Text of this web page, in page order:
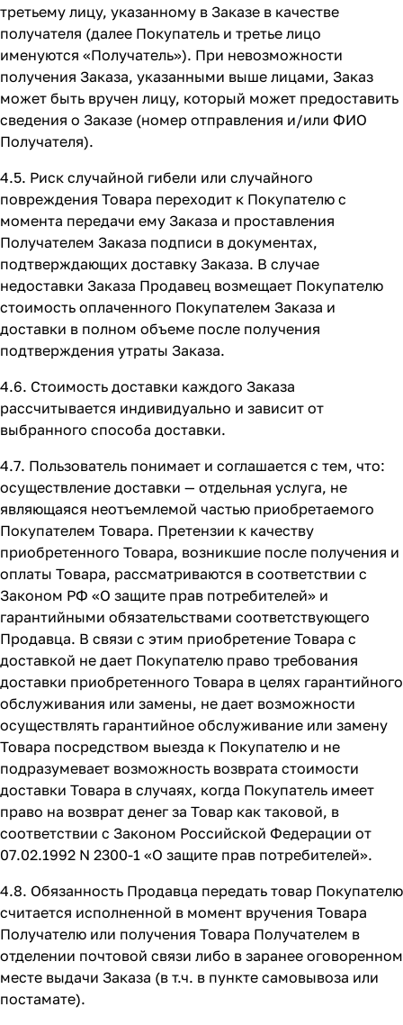
третьему лицу, указанному в Заказе в качестве
получателя (далее Покупатель и третье лицо
именуются «Получатель»). При невозможности
получения Заказа, указанными выше лицами, Заказ
может быть вручен лицу, который может предоставить
сведения о Заказе (номер отправления и/или ФИО
Получателя).
4.5. Риск случайной гибели или случайного
повреждения Товара переходит к Покупателю с
момента передачи ему Заказа и проставления
Получателем Заказа подписи в документах,
подтверждающих доставку Заказа. В случае
недоставки Заказа Продавец возмещает Покупателю
стоимость оплаченного Покупателем Заказа и
доставки в полном объеме после получения
подтверждения утраты Заказа.
4.6. Стоимость доставки каждого Заказа
рассчитывается индивидуально и зависит от
выбранного способа доставки.
4.7. Пользователь понимает и соглашается с тем, что:
осуществление доставки — отдельная услуга, не
являющаяся неотъемлемой частью приобретаемого
Покупателем Товара. Претензии к качеству
приобретенного Товара, возникшие после получения и
оплаты Товара, рассматриваются в соответствии с
Законом РФ «О защите прав потребителей» и
гарантийными обязательствами соответствующего
Продавца. В связи с этим приобретение Товара с
доставкой не дает Покупателю право требования
доставки приобретенного Товара в целях гарантийного
обслуживания или замены, не дает возможности
осуществлять гарантийное обслуживание или замену
Товара посредством выезда к Покупателю и не
подразумевает возможность возврата стоимости
доставки Товара в случаях, когда Покупатель имеет
право на возврат денег за Товар как таковой, в
соответствии с Законом Российской Федерации от
07.02.1992 N 2300-1 «О защите прав потребителей».
4.8. Обязанность Продавца передать товар Покупателю
считается исполненной в момент вручения Товара
Получателю или получения Товара Получателем в
отделении почтовой связи либо в заранее оговоренном
месте выдачи Заказа (в т.ч. в пункте самовывоза или
постамате).